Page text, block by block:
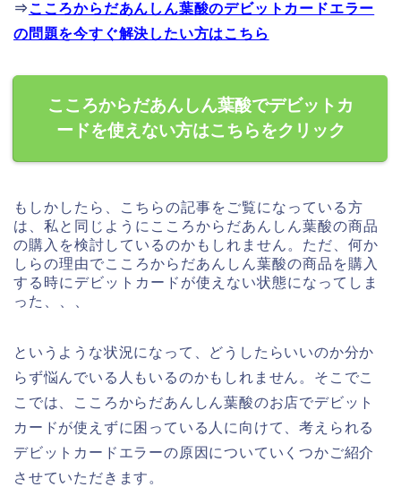
⇒ こころからだあんしん葉酸のデビットカードエラー
の問題を今すぐ解決したい方はこちら
こころからだあんしん葉酸でデビットカ
ードを使えない方はこちらをクリック
もしかしたら、こちらの記事をご覧になっている方
は、私と同じようにこころからだあんしん葉酸の商品
の購入を検討しているのかもしれません。ただ、何か
しらの理由でこころからだあんしん葉酸の商品を購入
する時にデビットカードが使えない状態になってしま
った、、、
というような状況になって、どうしたらいいのか分か
らず悩んでいる人もいるのかもしれません。そこでこ
こでは、こころからだあんしん葉酸のお店でデビット
カードが使えずに困っている人に向けて、考えられる
デビットカードエラーの原因についていくつかご紹介
させていただきます。